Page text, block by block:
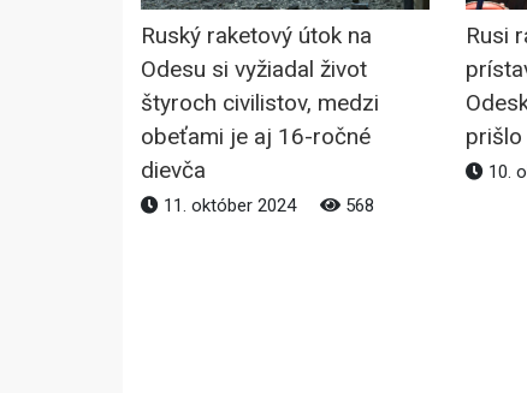
Ruský raketový útok na
Odesu si vyžiadal život
štyroch civilistov, medzi
obeťami je aj 16-ročné
dievča
11. október 2024 568
Rusi
10.